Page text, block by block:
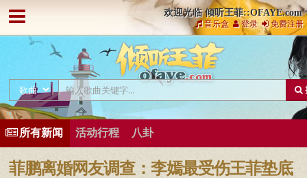
欢迎光临 倾听王菲::OFAYE.com
音乐盒 登录 免费注册
所有新闻 活动行程 八卦
菲鹏离婚网友调查：李嫣最受伤王菲垫底